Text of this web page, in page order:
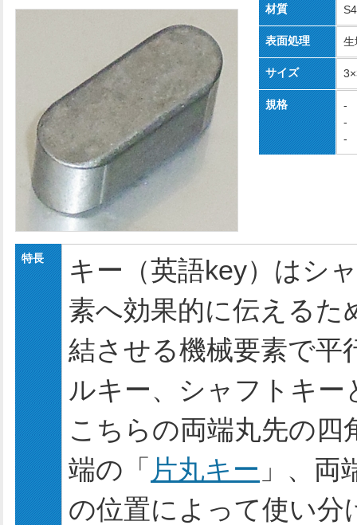
材質
表面処理 生
サイズ
規格
-
-
-
特長
キー（英語key）はシ
素へ効果的に伝える
結させる機械要素で平
ルキー、シャフトキ
こちらの両端丸先の四
端の「 片丸キー 」、両
の位置によって使い分